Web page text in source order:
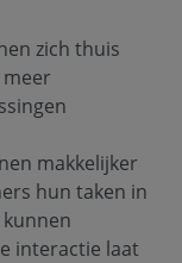
zich thuis
makkelijker
hun taken in
interactie laat